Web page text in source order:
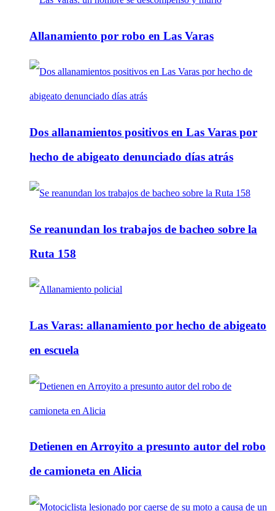
Allanamiento por robo en Las Varas
Dos allanamientos positivos en Las Varas por
hecho de abigeato denunciado días atrás
Se reanundan los trabajos de bacheo sobre la
Ruta 158
Las Varas: allanamiento por hecho de abigeato
en escuela
Detienen en Arroyito a presunto autor del robo
de camioneta en Alicia